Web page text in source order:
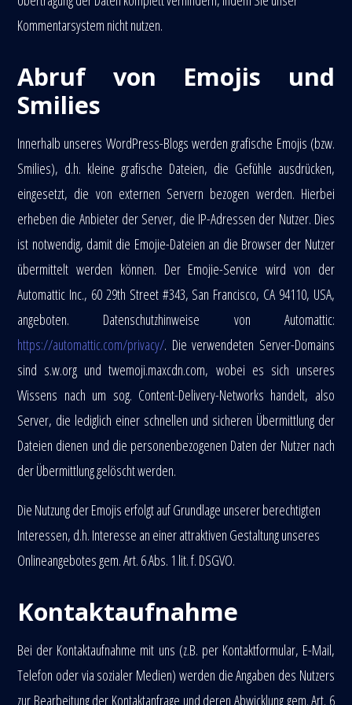
Kommentarsystem nicht nutzen.
Abruf von Emojis und
Smilies
Innerhalb unseres WordPress-Blogs werden grafische Emojis (bzw.
Smilies), d.h. kleine grafische Dateien, die Gefühle ausdrücken,
eingesetzt, die von externen Servern bezogen werden. Hierbei
erheben die Anbieter der Server, die IP-Adressen der Nutzer. Dies
ist notwendig, damit die Emojie-Dateien an die Browser der Nutzer
übermittelt werden können. Der Emojie-Service wird von der
Automattic Inc., 60 29th Street #343, San Francisco, CA 94110, USA,
angeboten. Datenschutzhinweise von Automattic:
https://automattic.com/privacy/. Die verwendeten Server-Domains
sind s.w.org und twemoji.maxcdn.com, wobei es sich unseres
Wissens nach um sog. Content-Delivery-Networks handelt, also
Server, die lediglich einer schnellen und sicheren Übermittlung der
Dateien dienen und die personenbezogenen Daten der Nutzer nach
der Übermittlung gelöscht werden.
Die Nutzung der Emojis erfolgt auf Grundlage unserer berechtigten
Interessen, d.h. Interesse an einer attraktiven Gestaltung unseres
Onlineangebotes gem. Art. 6 Abs. 1 lit. f. DSGVO.
Kontaktaufnahme
Bei der Kontaktaufnahme mit uns (z.B. per Kontaktformular, E-Mail,
Telefon oder via sozialer Medien) werden die Angaben des Nutzers
zur Bearbeitung der Kontaktanfrage und deren Abwicklung gem. Art. 6